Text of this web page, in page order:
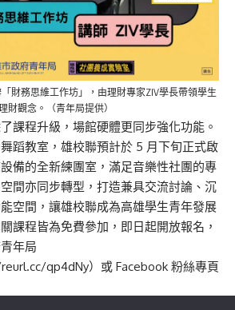
「財務思維工作坊」，由理財專家ZIV學長帶領學生
財觀念。（青年局提供）
課程升級，場館硬體更同步強化功能。
蹈教室，雄校聯預計於 5 月下旬正式啟
備的全新練團室，滿足音樂性社團的專
間亦同步轉型，打造兼具交流討論、沉
空間，讓雄校聯成為高雄學生青年發展
課程皆為免費參加，即日起開放報名，
年局
qp4dNy）或 Facebook 粉絲專頁